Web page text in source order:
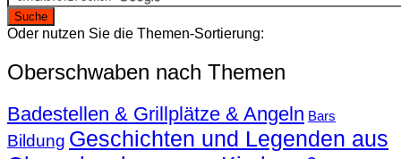
Oder nutzen Sie die Themen-Sortierung:
Oberschwaben nach Themen
Badestellen & Grillplätze & Angeln Bars
Bildung Geschichten und Legenden aus